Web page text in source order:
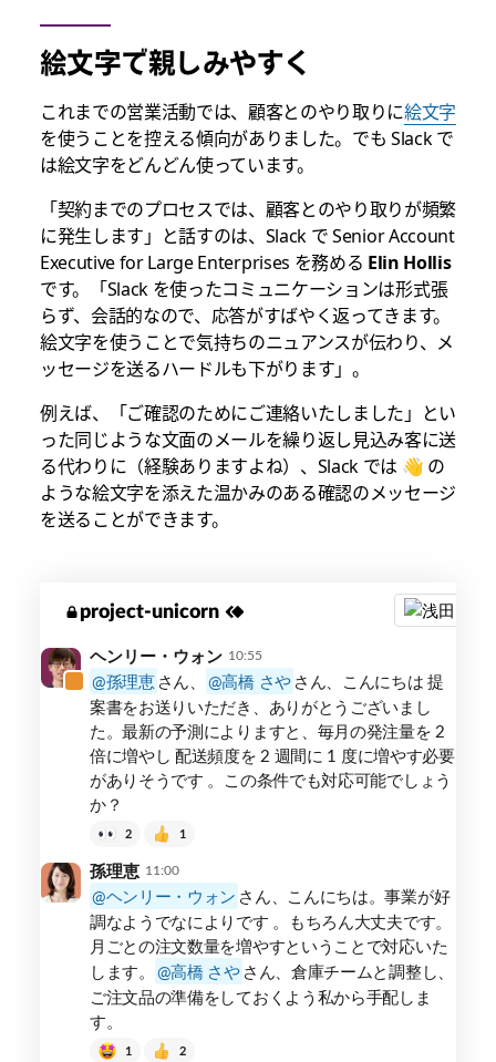
絵文字で親しみやすく
これまでの営業活動では、顧客とのやり取りに絵文字
を使うことを控える傾向がありました。でも Slack で
は絵文字をどんどん使っています。
「契約までのプロセスでは、顧客とのやり取りが頻繁
に発生します」と話すのは、Slack で Senior Account
Executive for Large Enterprises を務める Elin Hollis
です。「Slack を使ったコミュニケーションは形式張
らず、会話的なので、応答がすばやく返ってきます。
絵文字を使うことで気持ちのニュアンスが伝わり、メ
ッセージを送るハードルも下がります」。
例えば、「ご確認のためにご連絡いたしました」とい
った同じような文面のメールを繰り返し見込み客に送
る代わりに（経験ありますよね）、Slack では 👋 の
ような絵文字を添えた温かみのある確認のメッセージ
を送ることができます。
ン
ネ
ナ
ー
project-unicorn
ヘンリー・ウォン 10:55
孫理恵 さん、 高橋 さや さん、こんにちは 提
案書をお送りいただき、ありがとうございまし
た。最新の予測によりますと、毎月の発注量を 2
倍に増やし 配送頻度を 2 週間に 1 度に増やす必要
がありそうです 。この条件でも対応可能でしょう
か？
2 1
孫理恵 11:00
ヘンリー・ウォン さん、こんにちは。事業が好
調なようでなによりです 。もちろん大丈夫です。
月ごとの注文数量を増やすということで対応いた
します。
高橋 さや さん、倉庫チームと調整し、
ご注文品の準備をしておくよう私から手配しま
す。
1 2